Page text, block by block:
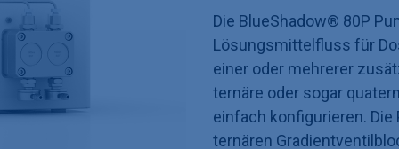
Die BlueShadow® 80P
Lösungsmittelfluss für
einer oder mehrerer
ternäre oder sogar
einfach konfigurieren.
ternären